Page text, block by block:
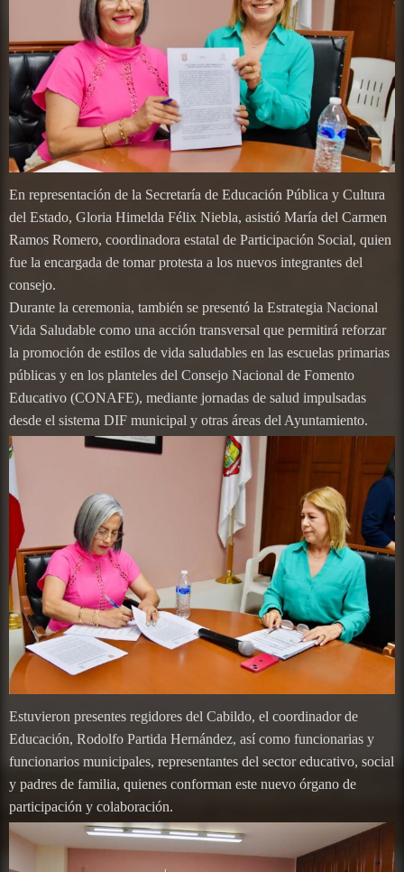
En representación de la Secretaría de Educación Pública y Cultura
del Estado, Gloria Himelda Félix Niebla, asistió María del Carmen
Ramos Romero, coordinadora estatal de Participación Social, quien
fue la encargada de tomar protesta a los nuevos integrantes del
consejo.
Durante la ceremonia, también se presentó la Estrategia Nacional
Vida Saludable como una acción transversal que permitirá reforzar
la promoción de estilos de vida saludables en las escuelas primarias
públicas y en los planteles del Consejo Nacional de Fomento
Educativo (CONAFE), mediante jornadas de salud impulsadas
desde el sistema DIF municipal y otras áreas del Ayuntamiento.
Estuvieron presentes regidores del Cabildo, el coordinador de
Educación, Rodolfo Partida Hernández, así como funcionarias y
funcionarios municipales, representantes del sector educativo, social
y padres de familia, quienes conforman este nuevo órgano de
participación y colaboración.